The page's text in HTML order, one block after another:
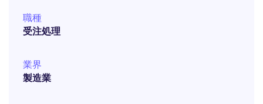
職種
受注処理
業界
製造業